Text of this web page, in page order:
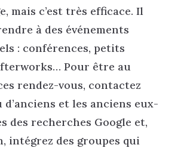
mais c’est très efficace. Il
à des événements
: conférences, petits
Pour être au
rendez-vous, contactez
et les anciens eux-
des recherches Google et,
intégrez des groupes qui